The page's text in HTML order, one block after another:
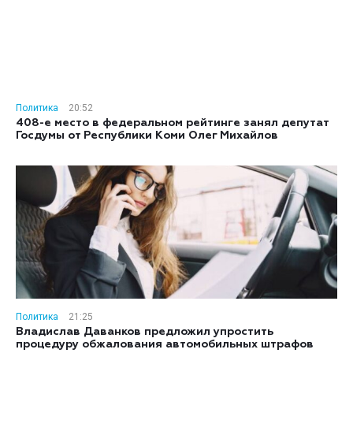
Политика
20:52
408-е место в федеральном рейтинге занял депутат
Госдумы от Республики Коми Олег Михайлов
Политика
21:25
Владислав Даванков предложил упростить
процедуру обжалования автомобильных штрафов